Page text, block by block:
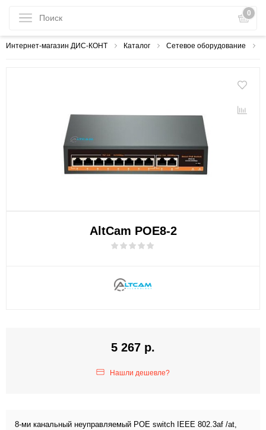
0
Интернет-магазин ДИС-КОНТ Каталог Сетевое оборудование
AltCam POE8-2
5 267 р.
Нашли дешевле?
8-ми канальный неуправляемый POE switch IEEE 802.3af /at,